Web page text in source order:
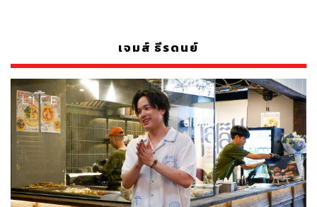
เจมส์ ธีรดนย์